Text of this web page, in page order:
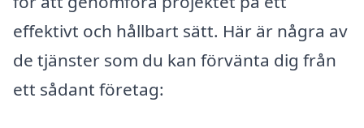
effektivt och hållbart sätt. Här är några av
de tjänster som du kan förvänta dig från
ett sådant företag: